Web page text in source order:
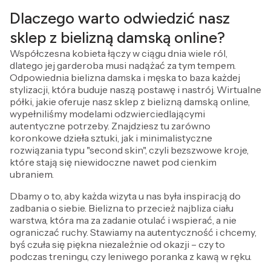
Dlaczego warto odwiedzić nasz
sklep z bielizną damską online?
Współczesna kobieta łączy w ciągu dnia wiele ról,
dlatego jej garderoba musi nadążać za tym tempem.
Odpowiednia bielizna damska i męska to baza każdej
stylizacji, która buduje naszą postawę i nastrój. Wirtualne
półki, jakie oferuje nasz sklep z bielizną damską online,
wypełniliśmy modelami odzwierciedlającymi
autentyczne potrzeby. Znajdziesz tu zarówno
koronkowe dzieła sztuki, jak i minimalistyczne
rozwiązania typu "second skin", czyli bezszwowe kroje,
które stają się niewidoczne nawet pod cienkim
ubraniem.
Dbamy o to, aby każda wizyta u nas była inspiracją do
zadbania o siebie. Bielizna to przecież najbliza ciału
warstwa, która ma za zadanie otulać i wspierać, a nie
ograniczać ruchy. Stawiamy na autentyczność i chcemy,
byś czuła się piękna niezależnie od okazji – czy to
podczas treningu, czy leniwego poranka z kawą w ręku.